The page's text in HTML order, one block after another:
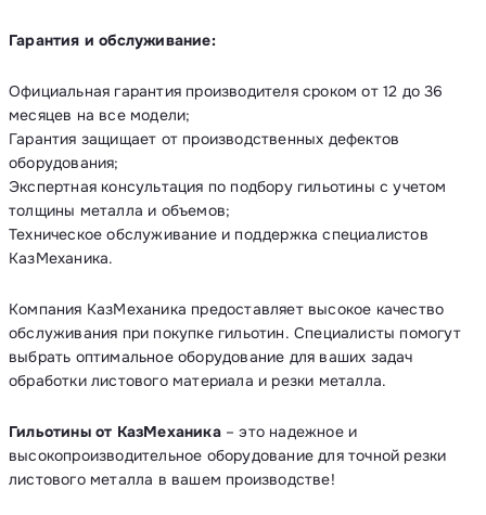
Гарантия и обслуживание:
Официальная гарантия производителя сроком от 12 до 36
месяцев на все модели;
Гарантия защищает от производственных дефектов
оборудования;
Экспертная консультация по подбору гильотины с учетом
толщины металла и объемов;
Техническое обслуживание и поддержка специалистов
КазМеханика.
Компания КазМеханика предоставляет высокое качество
обслуживания при покупке гильотин. Специалисты помогут
выбрать оптимальное оборудование для ваших задач
обработки листового материала и резки металла.
Гильотины от КазМеханика– это надежное и
высокопроизводительное оборудование для точной резки
листового металла в вашем производстве!